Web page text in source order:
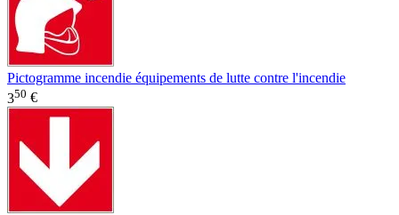
Pictogramme incendie équipements de lutte contre l'incendie
350 €